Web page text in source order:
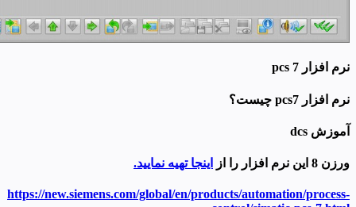
نرم افزار pcs 7
نرم افزار pcs7 چیست؟
آموزش dcs
ورزن 8 این نرم افزار را از اینجا تهیه نمایید.
https://new.siemens.com/global/en/products/automation/process-